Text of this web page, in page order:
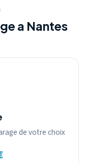
a Nantes
de votre choix